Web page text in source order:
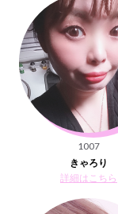
1007
きゃろり
詳細はこちら